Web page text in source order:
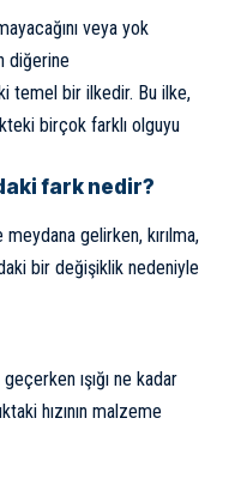
veya yok
diğerine
temel bir ilkedir. Bu ilke,
birçok farklı olguyu
fark nedir?
gelirken, kırılma,
bir değişiklik nedeniyle
ışığı ne kadar
hızının malzeme